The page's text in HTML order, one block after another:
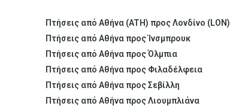
Πτήσεις από Αθήνα (ATH) προς Λονδίνο (LON)
Πτήσεις από Αθήνα προς Ίνσμπρουκ
Πτήσεις από Αθήνα προς Όλμπια
Πτήσεις από Αθήνα προς Φιλαδέλφεια
Πτήσεις από Αθήνα προς Σεβίλλη
Πτήσεις από Αθήνα προς Λιουμπλιάνα